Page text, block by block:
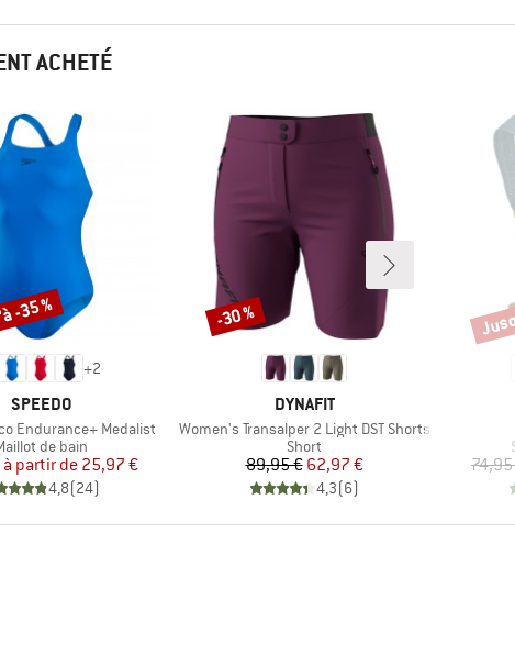
ACHETÉ
+2
MARQUE
SPEEDO
Endurance+ Medalist
group
de bain
Prix
Prix réduit
à partir de 25,97 €
4,8(24)
-35 %
MARQUE
DYNAFIT
Article
Women's Transalper 2 Light DST Shorts
Product group
Short
Prix
89,95 €Prix réduit
62,97 €
4,3(6)
Remise
-30 %